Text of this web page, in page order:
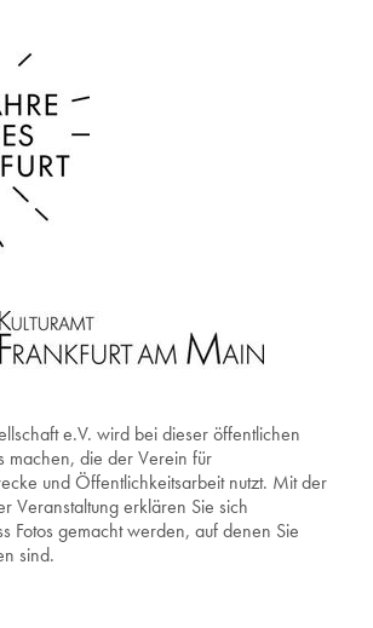
e.V. wird bei dieser öffentlichen
machen, die der Verein für
und Öffentlichkeitsarbeit nutzt. Mit der
Veranstaltung erklären Sie sich
Fotos gemacht werden, auf denen Sie
sind.